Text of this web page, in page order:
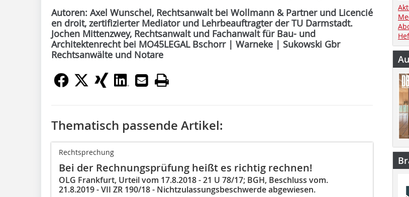
Autoren: Axel Wunschel, Rechtsanwalt bei Wollmann & Partner und Licencié
en droit, zertifizierter Mediator und Lehrbeauftragter der TU Darmstadt.
Jochen Mittenzwey, Rechtsanwalt und Fachanwalt für Bau- und
Architektenrecht bei MO45LEGAL Bschorr | Warneke | Sukowski Gbr
Rechtsanwälte und Notare
Thematisch passende Artikel:
Rechtsprechung
Bei der Rechnungsprüfung heißt es richtig rechnen!
OLG Frankfurt, Urteil vom 17.8.2018 - 21 U 78/17; BGH, Beschluss vom.
21.8.2019 - VII ZR 190/18 - Nichtzulassungsbeschwerde abgewiesen.